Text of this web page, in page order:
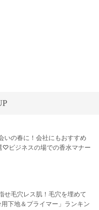
いの春に！会社にもおすすめ
♡ビジネスの場での香水マナー
せ毛穴レス肌！毛穴を埋めて
下地＆プライマー」ランキン